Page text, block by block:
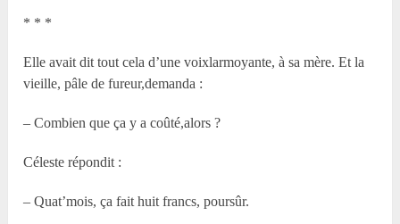
* * *
Elle avait dit tout cela d’une voixlarmoyante, à sa mère. Et la
vieille, pâle de fureur,demanda :
– Combien que ça y a coûté,alors ?
Céleste répondit :
– Quat’mois, ça fait huit francs, poursûr.